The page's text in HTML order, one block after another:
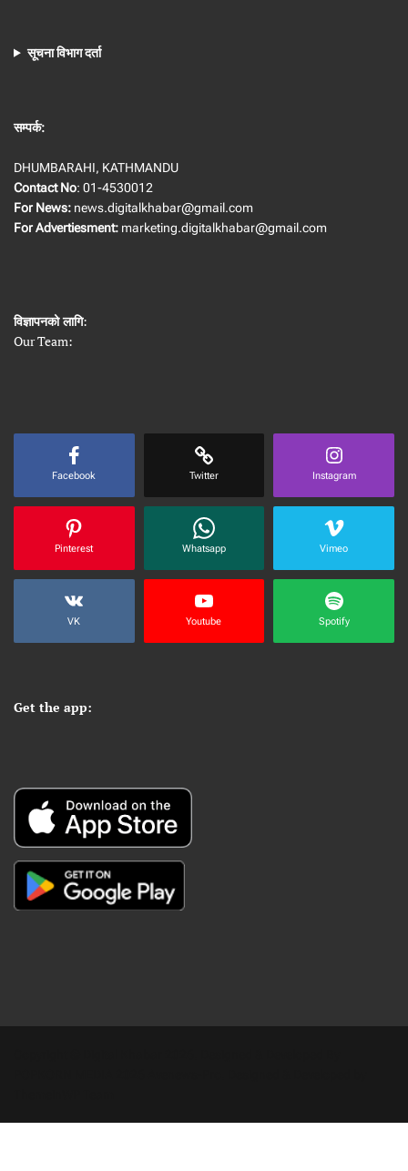
सूचना विभाग दर्ता
सम्पर्क:
DHUMBARAHI, KATHMANDU
Contact No: 01-4530012
For News: news.digitalkhabar@gmail.com
For Advertiesment: marketing.digitalkhabar@gmail.com
विज्ञापनको लागि:
Our Team:
Facebook Twitter Instagram
Pinterest Whatsapp Vimeo
VK Youtube Spotify
Get the app: